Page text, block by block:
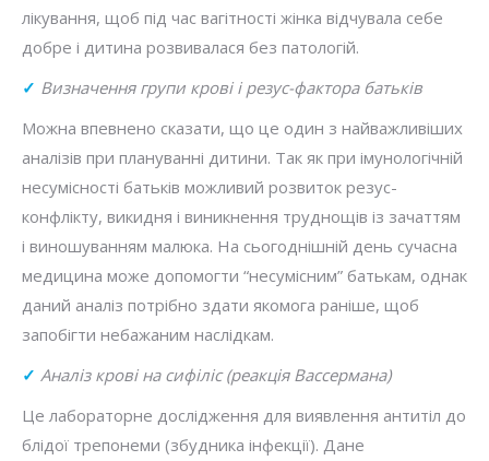
лікування, щоб під час вагітності жінка відчувала себе
добре і дитина розвивалася без патологій.
✓ Визначення групи крові і резус-фактора батьків
Можна впевнено сказати, що це один з найважливіших
аналізів при плануванні дитини. Так як при імунологічній
несумісності батьків можливий розвиток резус-
конфлікту, викидня і виникнення труднощів із зачаттям
і виношуванням малюка. На сьогоднішній день сучасна
медицина може допомогти “несумісним” батькам, однак
даний аналіз потрібно здати якомога раніше, щоб
запобігти небажаним наслідкам.
✓ Аналіз крові на сифіліс (реакція Вассермана)
Це лабораторне дослідження для виявлення антитіл до
блідої трепонеми (збудника інфекції). Дане